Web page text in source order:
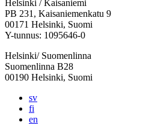
Facebook:
Avataan
uuteen
välilehteen
Instagram:
Avataan
uuteen
välilehteen
TikTok:
Avataan
uuteen
välilehteen
Youtube:
Avataan
uuteen
välilehteen
Vimeo:
Avataan
uuteen
välilehteen
Helsinki / Kaisaniemi
PB 231, Kaisaniemenkatu 9
00171 Helsinki, Suomi
Y-tunnus: 1095646-0
Helsinki/ Suomenlinna
Suomenlinna B28
00190 Helsinki, Suomi
sv
fi
en